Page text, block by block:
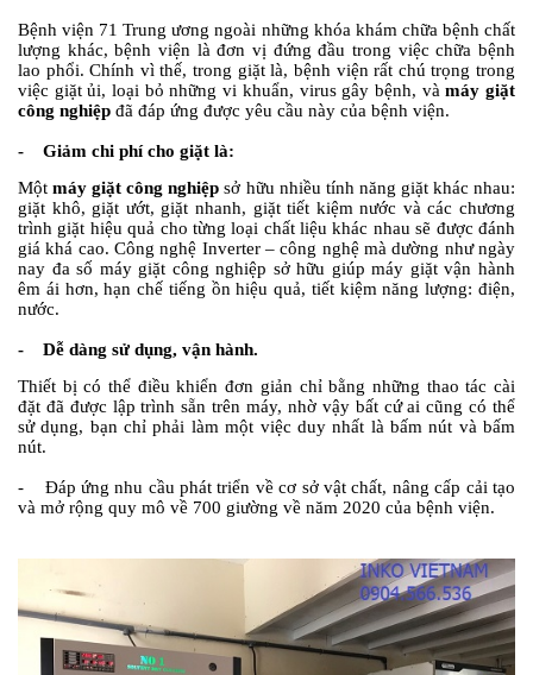
Bệnh viện 71 Trung ương ngoài những khóa khám chữa bệnh chất
lượng khác, bệnh viện là đơn vị đứng đầu trong việc chữa bệnh
lao phổi. Chính vì thế, trong giặt là, bệnh viện rất chú trọng trong
việc giặt ủi, loại bỏ những vi khuẩn, virus gây bệnh, vàmáy giặt
công nghiệp đã đáp ứng được yêu cầu này của bệnh viện.
- Giảm chi phí cho giặt là:
Mộtmáy giặt công nghiệp sở hữu nhiều tính năng giặt khác nhau:
giặt khô, giặt ướt, giặt nhanh, giặt tiết kiệm nước và các chương
trình giặt hiệu quả cho từng loại chất liệu khác nhau sẽ được đánh
giá khá cao. Công nghệ Inverter – công nghệ mà dường như ngày
nay đa số máy giặt công nghiệp sở hữu giúp máy giặt vận hành
êm ái hơn, hạn chế tiếng ồn hiệu quả, tiết kiệm năng lượng: điện,
nước.
- Dễ dàng sử dụng, vận hành.
Thiết bị có thể điều khiển đơn giản chỉ bằng những thao tác cài
đặt đã được lập trình sẵn trên máy, nhờ vậy bất cứ ai cũng có thể
sử dụng, bạn chỉ phải làm một việc duy nhất là bấm nút và bấm
nút.
- Đáp ứng nhu cầu phát triển về cơ sở vật chất, nâng cấp cải tạo
và mở rộng quy mô về 700 giường về năm 2020 của bệnh viện.